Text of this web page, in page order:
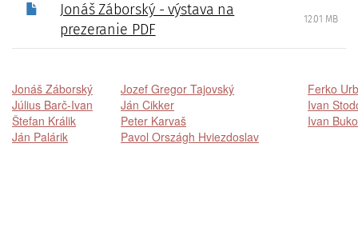
Jonáš Záborský - výstava na
prezeranie PDF
12.01 MB
Jonáš Záborský Jozef Gregor Tajovský
Ferko
Július Barč-Ivan
Ján Cikker
Ivan
Štefan Králik
Peter Karvaš
Ivan
Ján Palárik
Pavol Országh Hviezdoslav